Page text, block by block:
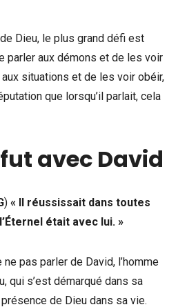
Dieu, le plus grand défi est
parler aux démons et de les voir
situations et de les voir obéir,
que lorsqu’il parlait, cela
fut avec David
) « Il réussissait dans toutes
était avec lui. »
pas parler de David, l’homme
qui s’est démarqué dans sa
de Dieu dans sa vie.